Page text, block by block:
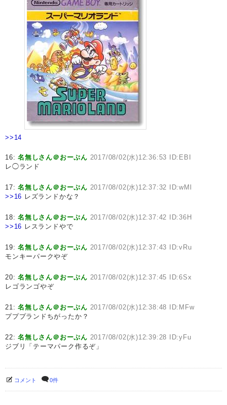
>>14
16:名無しさん＠おーぷん 2017/08/02(水)12:36:53 ID:EBI
レ◯ランド
17:名無しさん＠おーぷん 2017/08/02(水)12:37:32 ID:wMl
>>16 レズランドかな？
18:名無しさん＠おーぷん 2017/08/02(水)12:37:42 ID:36H
>>16 レスランドやで
19:名無しさん＠おーぷん 2017/08/02(水)12:37:43 ID:vRu
モンキーパークやぞ
20:名無しさん＠おーぷん 2017/08/02(水)12:37:45 ID:6Sx
レゴランゴやぞ
21:名無しさん＠おーぷん 2017/08/02(水)12:38:48 ID:MFw
プププランドちがったか？
22:名無しさん＠おーぷん 2017/08/02(水)12:39:28 ID:yFu
ジブリ「テーマパーク作るぞ」
コメント 0件